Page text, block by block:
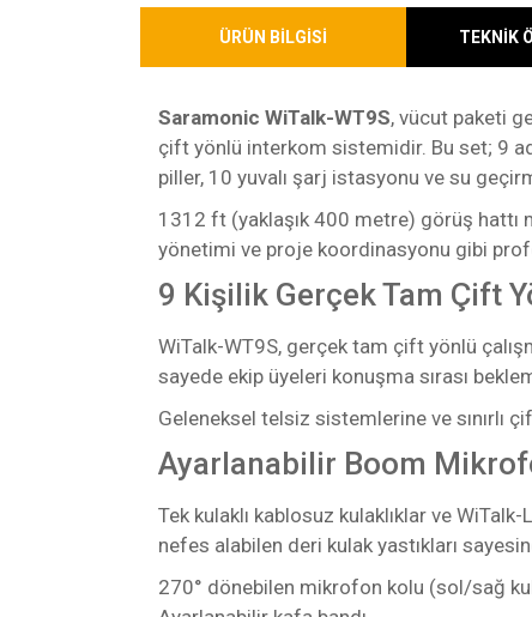
ÜRÜN BİLGİSİ TEKNİK
Saramonic WiTalk-WT9S, vücut paketi
çift yönlü interkom sistemidir. Bu set; 9
piller, 10 yuvalı şarj istasyonu ve su
1312 ft (yaklaşık 400 metre) görüş hattı
yönetimi ve proje koordinasyonu gibi
9 Kişilik Gerçek Tam Çift
WiTalk-WT9S, gerçek tam çift yönlü
sayede ekip üyeleri konuşma sırası
Geleneksel telsiz sistemlerine ve sınırlı
Ayarlanabilir Boom
Tek kulaklı kablosuz kulaklıklar ve
nefes alabilen deri kulak yastıkları
270° dönebilen mikrofon kolu (sol/sağ